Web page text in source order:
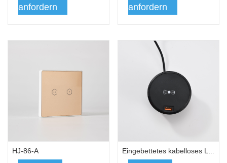
anfordern
anfordern
HJ-86-A Eingebettetes kabelloses Ladegerät